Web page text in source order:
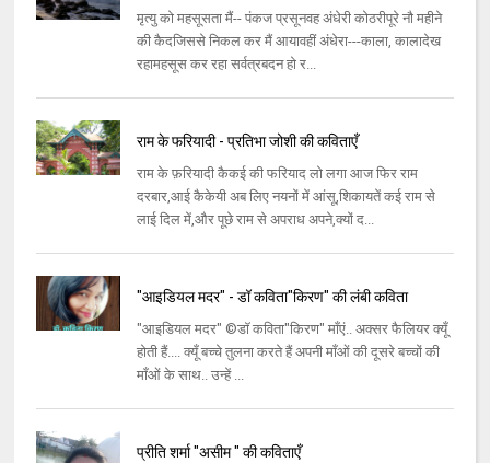
मृत्यु को महसूसता मैं-- पंकज प्रसूनवह अंधेरी कोठरीपूरे नौ महीने
की कैदजिससे निकल कर मैं आयावहीं अंधेरा---काला, कालादेख
रहामहसूस कर रहा सर्वत्रबदन हो र...
राम के फरियादी - प्रतिभा जोशी की कविताएँ
राम के फ़रियादी कैकई की फरियाद लो लगा आज फिर राम
दरबार,आई कैकेयी अब लिए नयनों में आंसू,शिकायतें कई राम से
लाई दिल में,और पूछे राम से अपराध अपने,क्यों द...
"आइडियल मदर" - डॉ कविता"किरण" की लंबी कविता
"आइडियल मदर" ©डॉ कविता"किरण" माँएं.. अक्सर फैलियर क्यूँ
होती हैं.... क्यूँ बच्चे तुलना करते हैं अपनी माँओं की दूसरे बच्चों की
माँओं के साथ.. उन्हें ...
प्रीति शर्मा "असीम " की कविताएँ